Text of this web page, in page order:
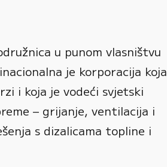
u punom vlasništvu
je korporacija koja
i koja je vodeći svjetski
– grijanje, ventilacija i
s dizalicama topline i
0
1
2
0